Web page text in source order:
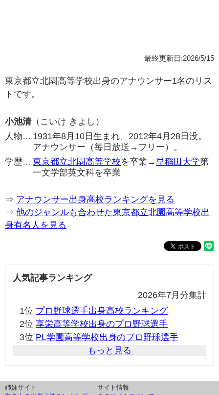
最終更新日:2026/5/15
東京都立北園高等学校出身のアナウンサー1名のリス
トです。
小池清（こいけ きよし）
人物… 1931年8月10日生まれ、2012年4月28日没。
アナウンサー（毎日放送→フリー）。
学歴… 東京都立北園高等学校を卒業→早稲田大学第
一文学部英文科を卒業
⇒ アナウンサー出身高校ランキングを見る
⇒ 他のジャンルも合わせた東京都立北園高等学校出
身有名人を見る
人気記事ランキング
2026年7月分集計
1位 プロ野球選手出身高校ランキング
2位 享栄高等学校出身のプロ野球選手
3位 PL学園高等学校出身のプロ野球選手
もっと見る
姉妹サイト
サイト情報